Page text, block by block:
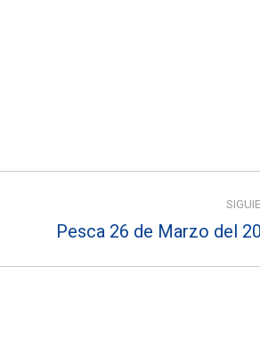
Pesca 26 de Marzo del